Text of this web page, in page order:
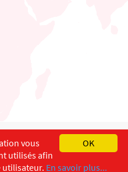
OK
vous
utilisés afin
utilisateur. En savoir plus...